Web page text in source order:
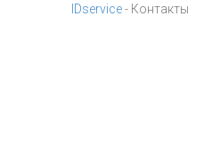
IDservice - Контакты